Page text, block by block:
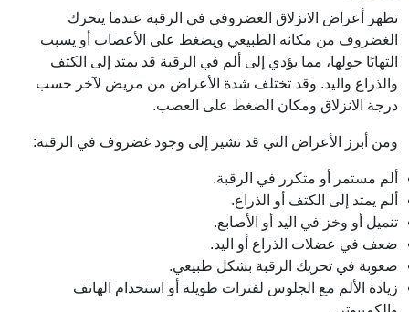
تظهر أعراض الانزلاق الغضروفي في الرقبة عندما يتحرك
الغضروف من مكانه الطبيعي ويضغط على الأعصاب أو يسبب
التهابًا حولها، مما يؤدي إلى ألم في الرقبة قد يمتد إلى الكتف
والذراع واليد. وقد تختلف شدة الأعراض من مريض لآخر حسب
درجة الانزلاق ومكان الضغط على العصب.
ومن أبرز الأعراض التي قد تشير إلى وجود غضروف في الرقبة:
ألم مستمر أو متكرر في الرقبة.
ألم يمتد إلى الكتف أو الذراع.
تنميل أو وخز في اليد أو الأصابع.
ضعف في عضلات الذراع أو اليد.
صعوبة في تحريك الرقبة بشكل طبيعي.
زيادة الألم مع الجلوس لفترات طويلة أو استخدام الهاتف